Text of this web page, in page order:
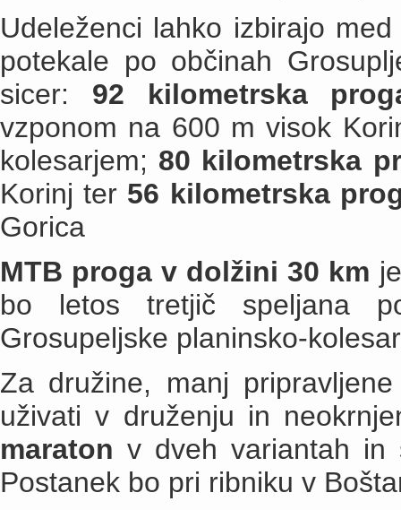
Udeleženci lahko izbirajo
potekale po občinah
sicer: 92 kilometrska
vzponom na 600 m visok
kolesarjem; 80 kilometrska
Korinj ter 56 kilometrska
Gorica
MTB proga v dolžini 30 km
bo letos tretjič speljana
Grosupeljske planinsko-
Za družine, manj
uživati v druženju in
maraton v dveh variantah in
Postanek bo pri ribniku v